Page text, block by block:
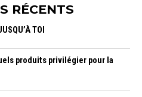
RÉCENTS
TOI
produits privilégier pour la